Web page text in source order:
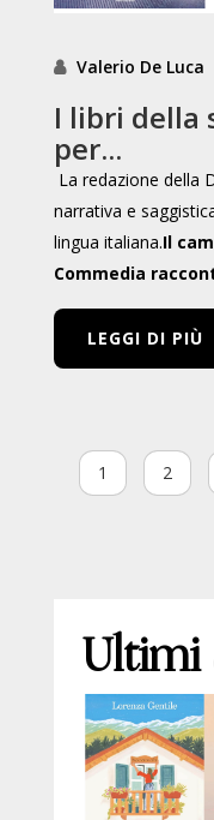
Valerio De Luca
I libri della
per...
La redazione della
narrativa e
lingua italiana.Il
Commedia
LEGGI DI PIÙ
1 2
Ultimi